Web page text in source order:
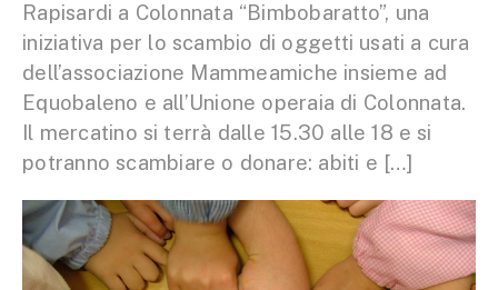
Rapisardi a Colonnata “Bimbobaratto”, una
iniziativa per lo scambio di oggetti usati a cura
dell’associazione Mammeamiche insieme ad
Equobaleno e all’Unione operaia di Colonnata.
Il mercatino si terrà dalle 15.30 alle 18 e si
potranno scambiare o donare: abiti e […]